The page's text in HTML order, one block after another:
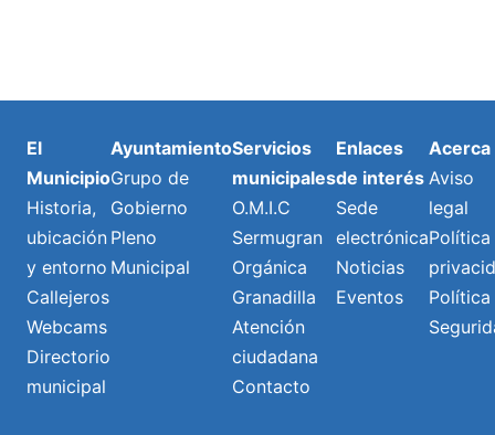
El
Municipio
Historia,
ubicación
y entorno
Callejeros
Webcams
Directorio
municipal
Ayuntamiento
Grupo de
Gobierno
Pleno
Municipal
Servicios
municipales
O.M.I.C
Sermugran
Orgánica
Granadilla
Atención
ciudadana
Contacto
Enlaces
de interés
Sede
electrónica
Noticias
Eventos
Acerca
Aviso
legal
Política
Política